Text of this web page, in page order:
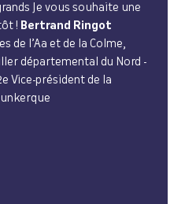
Je vous souhaite une
! Bertrand Ringot
de l’Aa et de la Colme,
départemental du Nord -
Vice-président de la